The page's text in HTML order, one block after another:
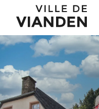
Page
Menu
de
principal